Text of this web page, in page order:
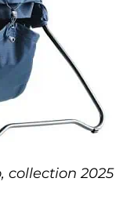
collection 2025